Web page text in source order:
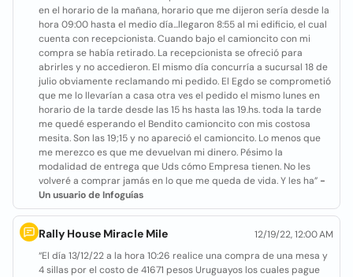
en el horario de la mañana, horario que me dijeron sería desde la
hora 09:00 hasta el medio día...llegaron 8:55 al mi edificio, el cual
cuenta con recepcionista. Cuando bajo el camioncito con mi
compra se había retirado. La recepcionista se ofreció para
abrirles y no accedieron. El mismo día concurría a sucursal 18 de
julio obviamente reclamando mi pedido. El Egdo se comprometió
que me lo llevarían a casa otra ves el pedido el mismo lunes en
horario de la tarde desde las 15 hs hasta las 19.hs. toda la tarde
me quedé esperando el Bendito camioncito con mis costosa
mesita. Son las 19;15 y no apareció el camioncito. Lo menos que
me merezco es que me devuelvan mi dinero. Pésimo la
modalidad de entrega que Uds cómo Empresa tienen. No les
volveré a comprar jamás en lo que me queda de vida. Y les ha” -
Un usuario de Infoguías
Rally House Miracle Mile
12/19/22, 12:00 AM
“El día 13/12/22 a la hora 10:26 realice una compra de una mesa y
4 sillas por el costo de 41671 pesos Uruguayos los cuales pague